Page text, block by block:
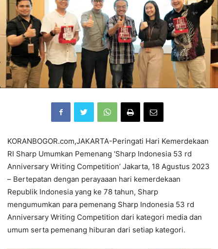
KORANBOGOR.com,JAKARTA-Peringati Hari Kemerdekaan
RI Sharp Umumkan Pemenang ‘Sharp Indonesia 53 rd
Anniversary Writing Competition’ Jakarta, 18 Agustus 2023
– Bertepatan dengan perayaaan hari kemerdekaan
Republik Indonesia yang ke 78 tahun, Sharp
mengumumkan para pemenang Sharp Indonesia 53 rd
Anniversary Writing Competition dari kategori media dan
umum serta pemenang hiburan dari setiap kategori.